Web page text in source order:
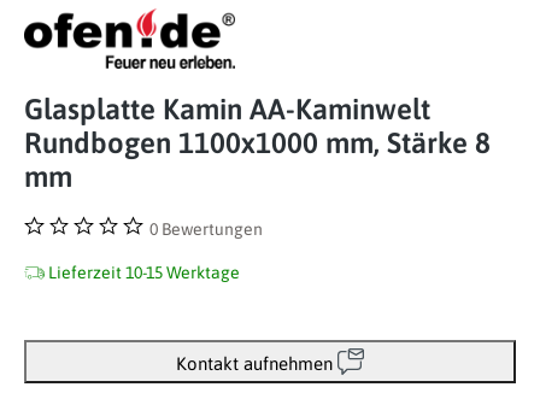
Glasplatte Kamin AA-Kaminwelt
Rundbogen 1100x1000 mm, Stärke 8
mm
0 Bewertungen
Lieferzeit 10-15 Werktage
Kontakt aufnehmen